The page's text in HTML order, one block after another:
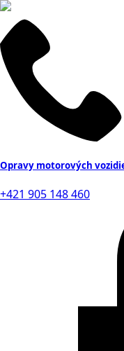
Opravy motorových
+421 905 148 460